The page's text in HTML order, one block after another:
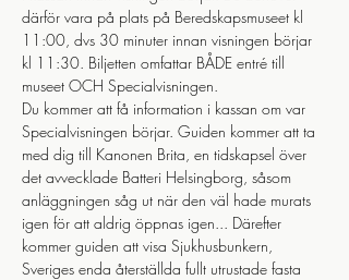
därför vara på plats på Beredskapsmuseet kl
11:00, dvs 30 minuter innan visningen börjar
kl 11:30. Biljetten omfattar BÅDE entré till
museet OCH Specialvisningen.
Du kommer att få information i kassan om var
Specialvisningen börjar. Guiden kommer att ta
med dig till Kanonen Brita, en tidskapsel över
det avvecklade Batteri Helsingborg, såsom
anläggningen såg ut när den väl hade murats
igen för att aldrig öppnas igen... Därefter
kommer guiden att visa Sjukhusbunkern,
Sveriges enda återställda fullt utrustade fasta